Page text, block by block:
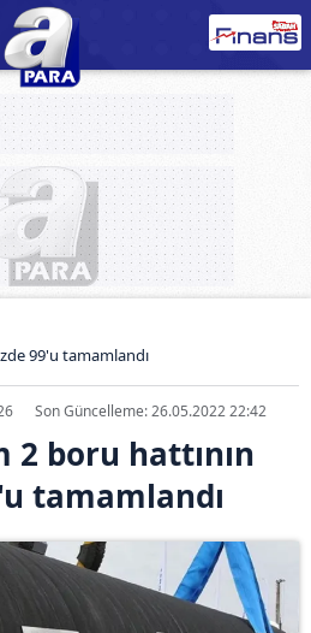
99'u tamamlandı
Son Güncelleme: 26.05.2022 22:42
2 boru hattının
tamamlandı